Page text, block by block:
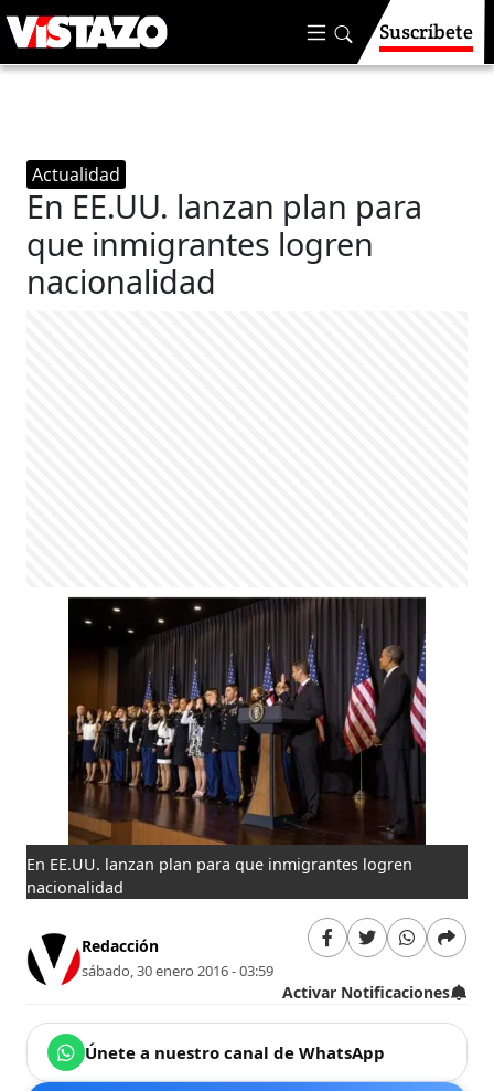
Suscríbete
Actualidad
En EE.UU. lanzan plan para
que inmigrantes logren
nacionalidad
En EE.UU. lanzan plan para que inmigrantes logren
nacionalidad
Redacción
sábado, 30 enero 2016 - 03:59
Activar Notificaciones
Únete a nuestro canal de WhatsApp